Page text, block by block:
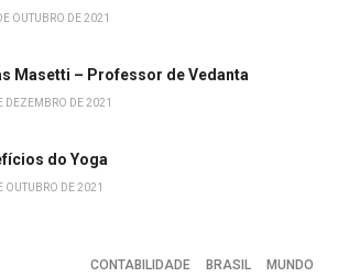
OUTUBRO DE 2021
Masetti – Professor de Vedanta
DEZEMBRO DE 2021
do Yoga
OUTUBRO DE 2021
CONTABILIDADE BRASIL MUNDO